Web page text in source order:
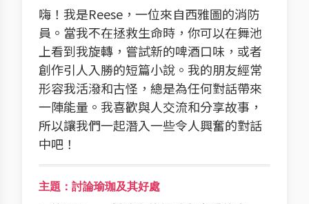
嗨！我是Reese，一位來自西雅圖的消防
員。當我不在拯救生命時，你可以在舞池
上看到我旋轉，嘗試新的啤酒口味，或者
創作引人入勝的短篇小說。我的朋友經常
形容我活潑和古怪，總是為任何對話帶來
一陣能量。我喜歡與人交流和分享故事，
所以讓我們一起潛入一些令人興奮的對話
中吧！
主題：討論瑜珈及其好處